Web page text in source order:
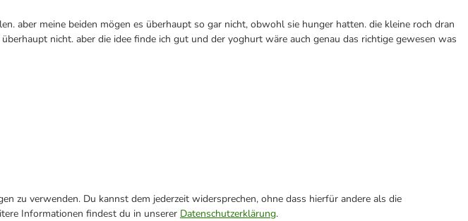
aber meine beiden mögen es überhaupt so gar nicht, obwohl sie hunger hatten. die kleine roch dran
nicht. aber die idee finde ich gut und der yoghurt wäre auch genau das richtige gewesen was
zu verwenden. Du kannst dem jederzeit widersprechen, ohne dass hierfür andere als die
Informationen findest du in unserer Datenschutzerklärung.